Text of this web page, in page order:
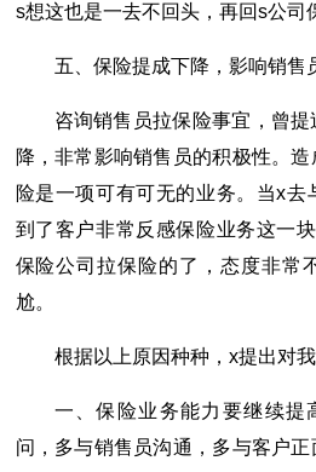
s想这也是一去不回头，再回s公司
五、保险提成下降，影响销售
咨询销售员拉保险事宜，曾
降，非常影响销售员的积极性。
险是一项可有可无的业务。当x去
到了客户非常反感保险业务这一
保险公司拉保险的了，态度非常
尬。
根据以上原因种种，x提出对
一、保险业务能力要继续提
问，多与销售员沟通，多与客户